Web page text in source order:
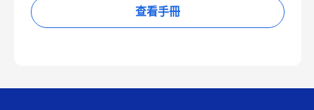
查看手冊